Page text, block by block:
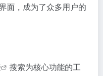
面，成为了众多用户的
搜索为核心功能的工